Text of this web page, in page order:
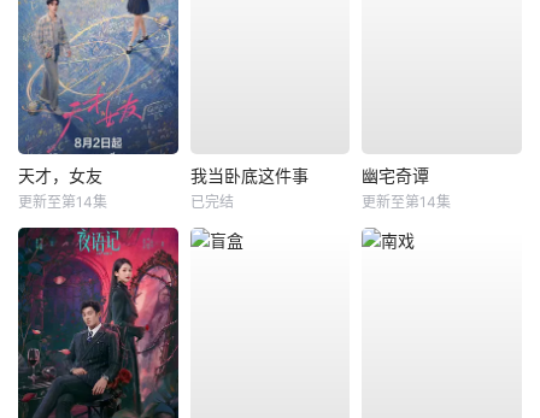
天才，女友
更新至第14集
我当卧底这件事
已完结
幽宅奇谭
更新至第14集